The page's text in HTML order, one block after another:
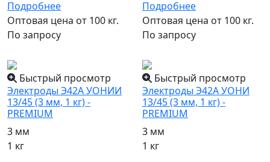
Подробнее
Оптовая цена от 100 кг.
По запросу
Подробнее
Оптовая цена от 100 кг.
По запросу
Быстрый просмотр
Электроды Э42А УОНИИ
13/45 (3 мм, 1 кг) -
PREMIUM
3 мм
1 кг
Быстрый просмотр
Электроды Э42А УОНИ
13/45 (3 мм, 1 кг) -
PREMIUM
3 мм
1 кг